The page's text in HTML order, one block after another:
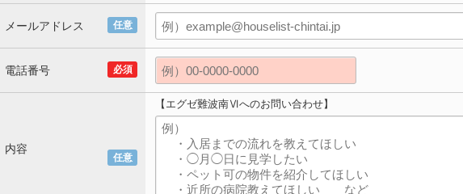
任意
メールアドレス
必須
電話番号
任意
内容
【エグゼ難波南Ⅵへのお問い合わせ】